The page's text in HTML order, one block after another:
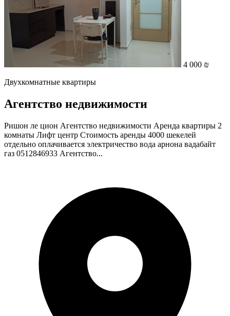
4 000 ₪
Двухкомнатные квартиры
Агентство недвижимости
Ришон ле цион Агентство недвижимости Аренда квартиры 2
комнаты Лифт центр Стоимость аренды 4000 шекелей
отдельно оплачивается электричество вода арнона вадабайт
газ 0512846933 Агентство...